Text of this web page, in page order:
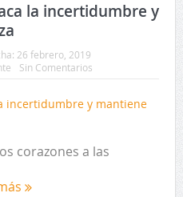
la incertidumbre y
26 febrero, 2019
Sin Comentarios
corazones a las